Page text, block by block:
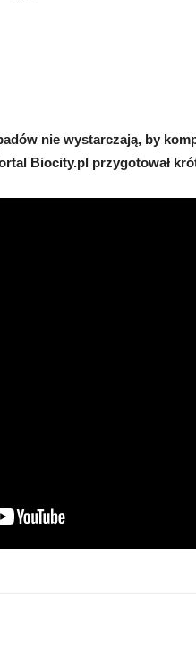
nie wystarczają, by
Biocity.pl przygotował